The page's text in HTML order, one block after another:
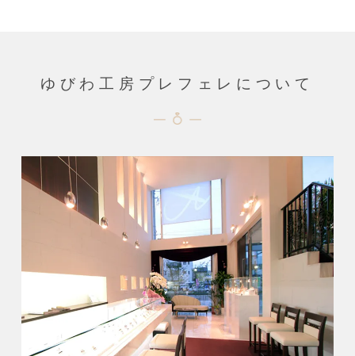
ゆびわ工房プレフェレについて